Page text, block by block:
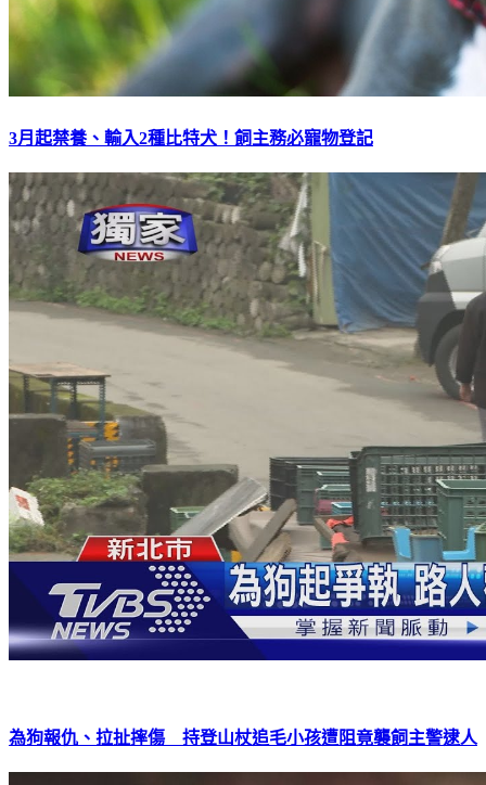
3月起禁養、輸入2種比特犬！飼主務必寵物登記
為狗報仇、拉扯摔傷 持登山杖追毛小孩遭阻竟襲飼主警逮人